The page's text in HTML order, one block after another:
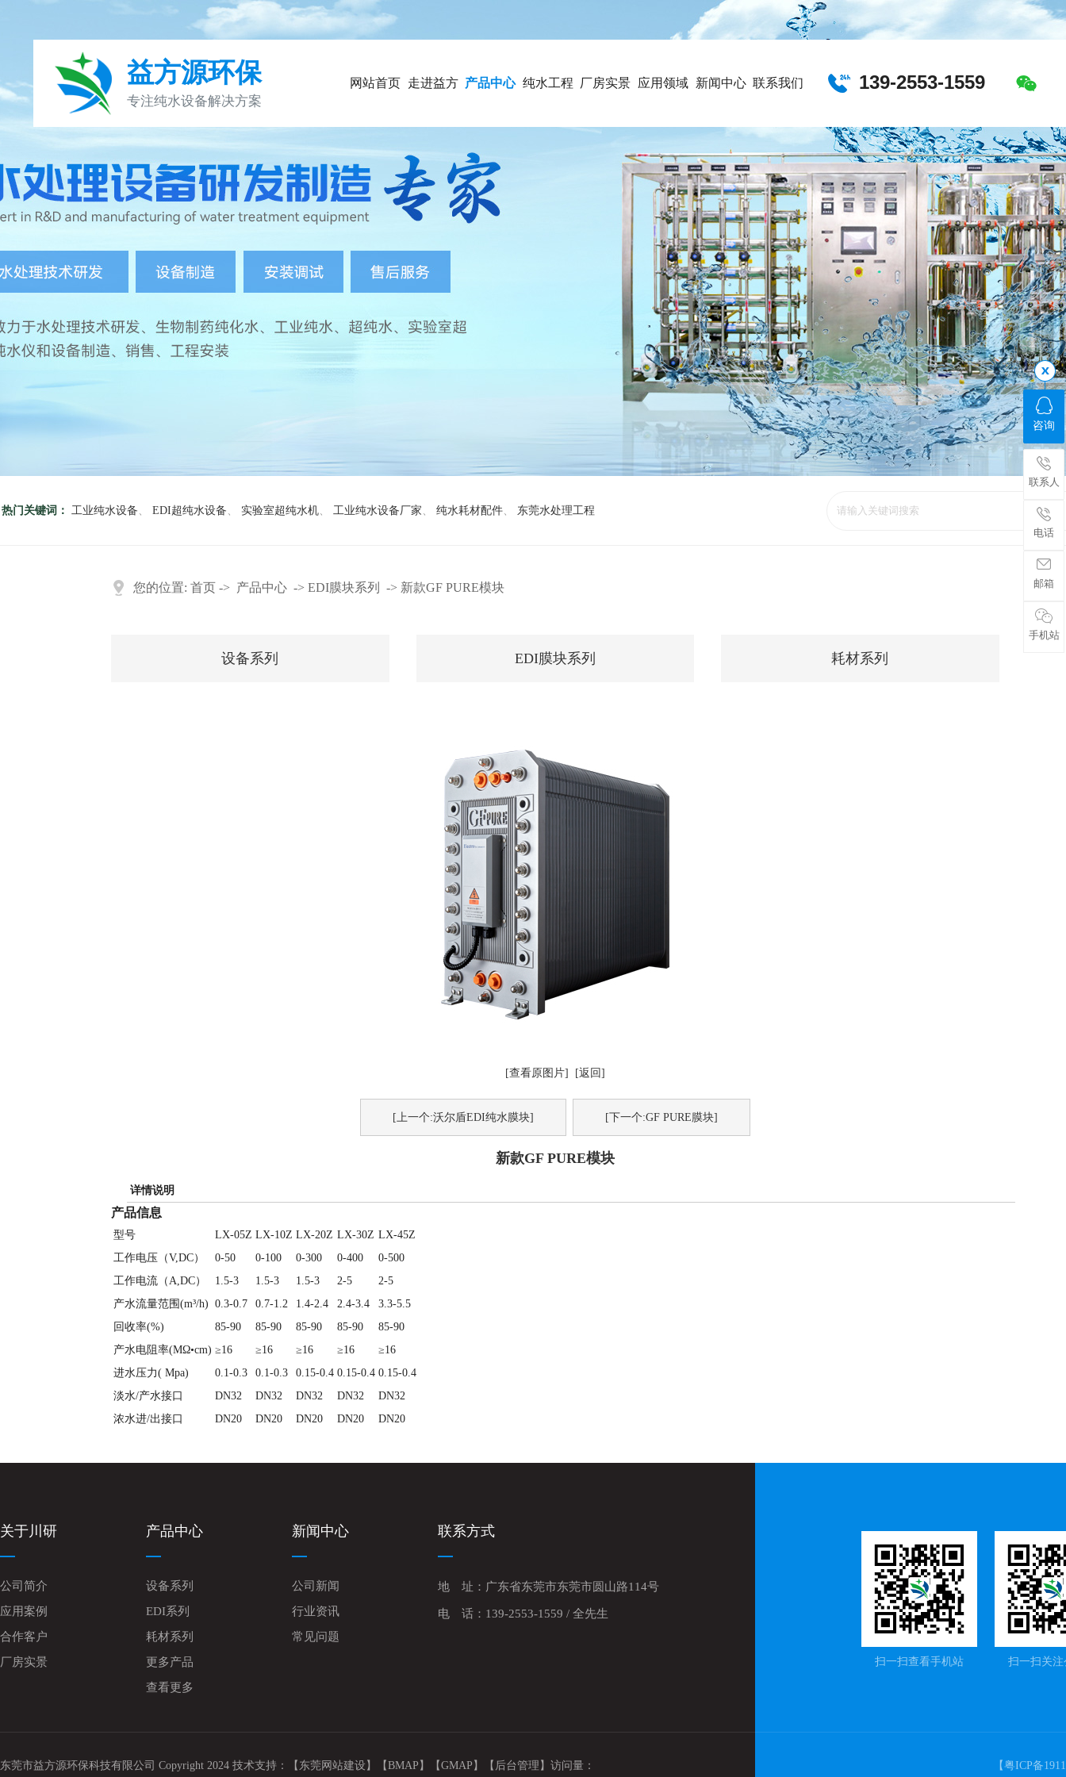
益方源环保
专注纯水设备解决方案
网站首页 走进益方
源
产品中心 纯水工程 厂房实景 应用领域 新闻中心 联系我们 139-2553-1559
热门关键词： 工业纯水设备 、 EDI超纯水设备 、 实验室超纯水机、 工业纯水设备厂家 、 纯水耗材配件、 东莞水处理工程
您的位置: 首页 -> 产品中心 -> EDI膜块系列 -> 新款GF PURE模块
设备系列 EDI膜块系列 耗材系列
[查看原图片] [返回]
[上一个:沃尔盾EDI纯水膜块] [下一个:GF PURE膜块]
新款GF PURE模块
详情说明
产品信息
型号 LX-05Z LX-10Z LX-20Z LX-30Z LX-45Z
工作电压（V,DC）
0-50 0-100 0-300 0-400
0-500
工作电流（A,DC）
1.5-3 1.5-3 1.5-3 2-5
2-5
产水流量范围(m³/h) 0.3-0.7 0.7-1.2 1.4-2.4 2.4-3.4
3.3-5.5
回收率(%)
85-90 85-90 85-90 85-90
85-90
产水电阻率(MΩ•cm) ≥16 ≥16 ≥16 ≥16
≥16
进水压力( Mpa)
0.1-0.3 0.1-0.3 0.15-0.4 0.15-0.4 0.15-0.4
淡水/产水接口
DN32 DN32 DN32 DN32
DN32
浓水进/出接口
DN20 DN20 DN20 DN20 DN20
关于川研
公司简介
应用案例
合作客户
厂房实景
产品中心
设备系列
EDI系列
耗材系列
更多产品
查看更多
新闻中心
公司新闻
行业资讯
常见问题
联系方式
地 址：广东省东莞市东莞市圆山路114号
电 话：139-2553-1559 / 全先生
扫一扫关
扫一扫查看手机站
东莞市益方源环保科技有限公司 Copyright 2024 技术支持： 【东莞网站建设】 【BMAP】 【GMAP】 【后台管理】 访问量： 【粤ICP备
咨询
联系人
电话
邮箱
手机站